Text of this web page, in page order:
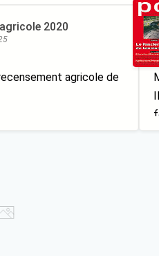
2020
agricole de